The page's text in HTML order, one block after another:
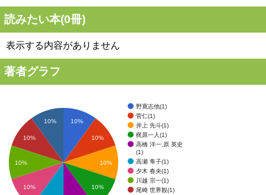
読みたい本(0冊)
表示する内容がありません
著者グラフ
野寛志他(1)
菅仁(1)
井上 先斗(1)
梶原一人(1)
高橋 洋一,原 英史
(1)
高瀬 隼子(1)
夕木 春央(1)
川越 宗一(1)
尾崎 世界観(1)
10%
10%
10%
10%
10%
10%
10%
10%